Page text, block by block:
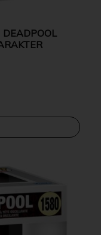
DEADPOOL